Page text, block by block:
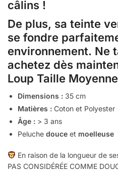
câlins !
De plus, sa teinte
se fondre
environnement. Ne
achetez dès
Loup Taille
Dimensions : 35 cm
Matières : Coton et Polyester
Âge : > 3 ans
Peluche douce et moelleuse
En raison de la longueur de
PAS CONSIDÉRÉE COMME